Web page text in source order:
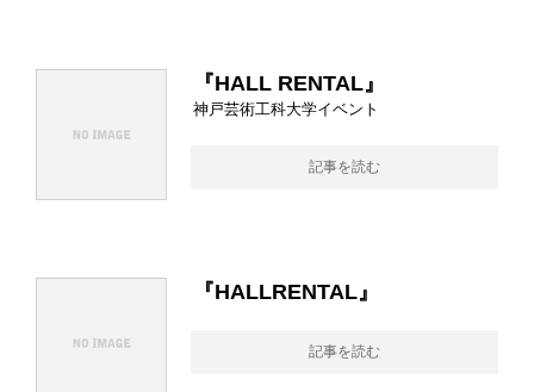
『HALL RENTAL』
神戸芸術工科大学イベント
記事を読む
『HALLRENTAL』
記事を読む